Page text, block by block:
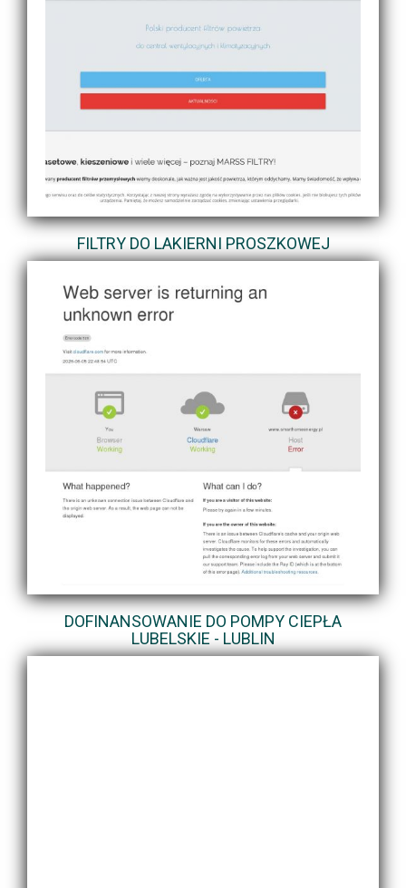
FILTRY DO LAKIERNI PROSZKOWEJ
DOFINANSOWANIE DO POMPY CIEPŁA
LUBELSKIE - LUBLIN